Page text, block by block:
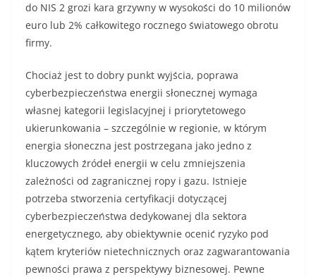
do NIS 2 grozi kara grzywny w wysokości do 10 milionów
euro lub 2% całkowitego rocznego światowego obrotu
firmy.
Chociaż jest to dobry punkt wyjścia, poprawa
cyberbezpieczeństwa energii słonecznej wymaga
własnej kategorii legislacyjnej i priorytetowego
ukierunkowania – szczególnie w regionie, w którym
energia słoneczna jest postrzegana jako jedno z
kluczowych źródeł energii w celu zmniejszenia
zależności od zagranicznej ropy i gazu. Istnieje
potrzeba stworzenia certyfikacji dotyczącej
cyberbezpieczeństwa dedykowanej dla sektora
energetycznego, aby obiektywnie ocenić ryzyko pod
kątem kryteriów nietechnicznych oraz zagwarantowania
pewności prawa z perspektywy biznesowej. Pewne